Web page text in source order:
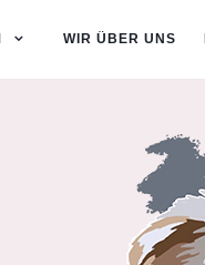
WIR ÜBER UNS